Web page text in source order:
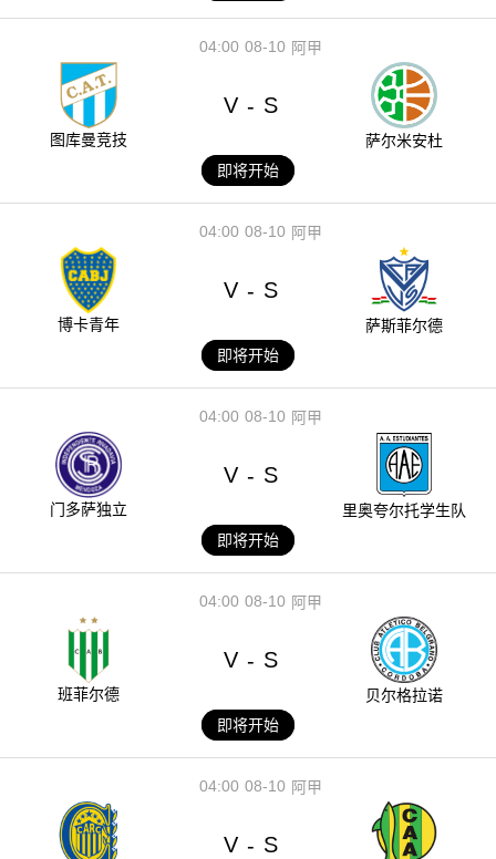
08-10
04:00 阿甲
图库曼竞技
V - S
萨尔米安杜
即将开始
08-10
04:00 阿甲
博卡青年
V - S
萨斯菲尔德
即将开始
08-10
04:00 阿甲
门多萨独立
V - S
里奥夸尔托学生队
即将开始
08-10
04:00 阿甲
班菲尔德
V - S
贝尔格拉诺
即将开始
08-10
04:00 阿甲
V - S